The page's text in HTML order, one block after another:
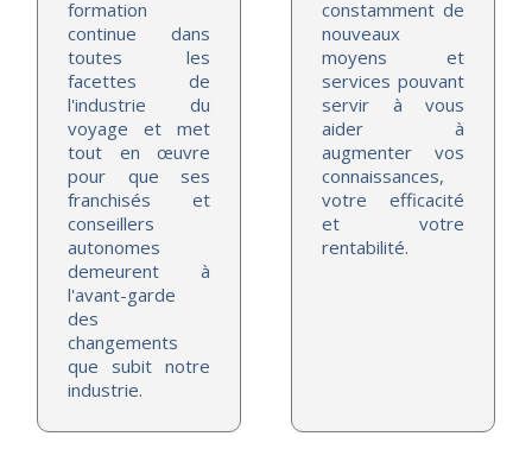
formation
continue dans
toutes les
facettes de
l'industrie du
voyage et met
tout en œuvre
pour que ses
franchisés et
conseillers
autonomes
demeurent à
l'avant-garde
des
changements
que subit notre
industrie.
constamment de
nouveaux
moyens et
services pouvant
servir à vous
aider à
augmenter vos
connaissances,
votre efficacité
et votre
rentabilité.